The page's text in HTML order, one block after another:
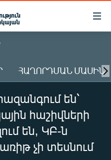
ՀԱՂՈՐԴՄԱՆ ՄԱՍԻՆ
են՝
հաշիվների
են, ԿԲ-ն
չի տեսնում